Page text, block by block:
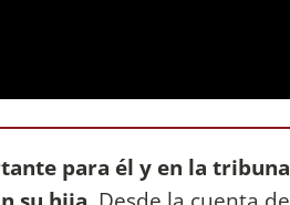
para él y en la tribuna